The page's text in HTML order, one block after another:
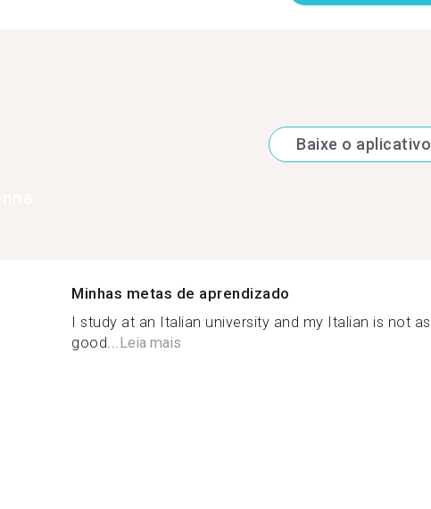
Baixe o aplicativo
Minhas metas de aprendizado
I study at an Italian university and my Italian is not as
good... Leia mais